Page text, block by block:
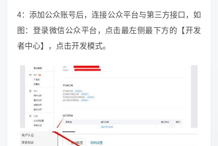
4：添加公众账号后，连接公众平台与第三方接口，如
图：登录微信公众平台，点击最左侧最下方的【开发
者中心】，点击开发模式。